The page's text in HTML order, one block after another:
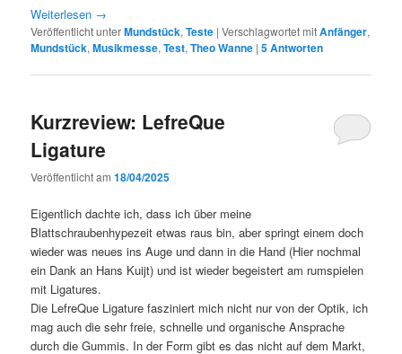
Weiterlesen →
Veröffentlicht unterMundstück,Teste |Verschlagwortet mitAnfänger,
Mundstück,Musikmesse,Test,Theo Wanne |5Antworten
Kurzreview: LefreQue
Ligature
Veröffentlicht am18/04/2025
Eigentlich dachte ich, dass ich über meine
Blattschraubenhypezeit etwas raus bin, aber springt einem doch
wieder was neues ins Auge und dann in die Hand (Hier nochmal
ein Dank an Hans Kuijt) und ist wieder begeistert am rumspielen
mit Ligatures.
Die LefreQue Ligature fasziniert mich nicht nur von der Optik, ich
mag auch die sehr freie, schnelle und organische Ansprache
durch die Gummis. In der Form gibt es das nicht auf dem Markt,